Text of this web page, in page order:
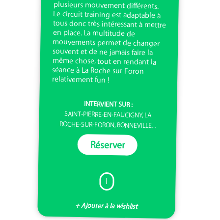
relativement fun !
INTERVIENT SUR :
SAINT-PIERRE-EN-FAUCIGNY, LA
ROCHE-SUR-FORON, BONNEVILLE...
Réserver
I
+ Ajouter à la wishlist